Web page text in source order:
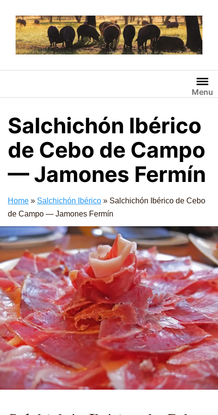
contenido
Menu
Salchichón Ibérico
de Cebo de Campo
— Jamones Fermín
Home » Salchichón Ibérico » Salchichón Ibérico de Cebo
de Campo — Jamones Fermín